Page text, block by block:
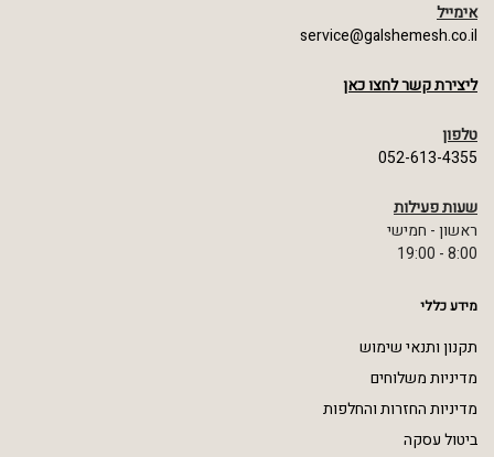
אימייל
service@galshemesh.co.il
ליצירת קשר לחצו כאן
טלפון
052-613-4355
שעות פעילות
ראשון - חמישי
8:00 - 19:00
מידע כללי
תקנון ותנאי שימוש
מדיניות משלוחים
מדיניות החזרות והחלפות
ביטול עסקה